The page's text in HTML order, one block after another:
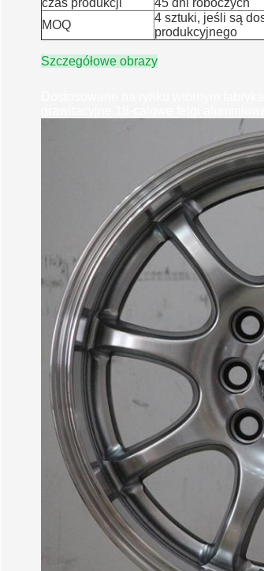
czas produkcji
45 dni roboczych
MOQ
4 sztuki, jeśli są
produkcyjnego
Szczegółowe obrazy